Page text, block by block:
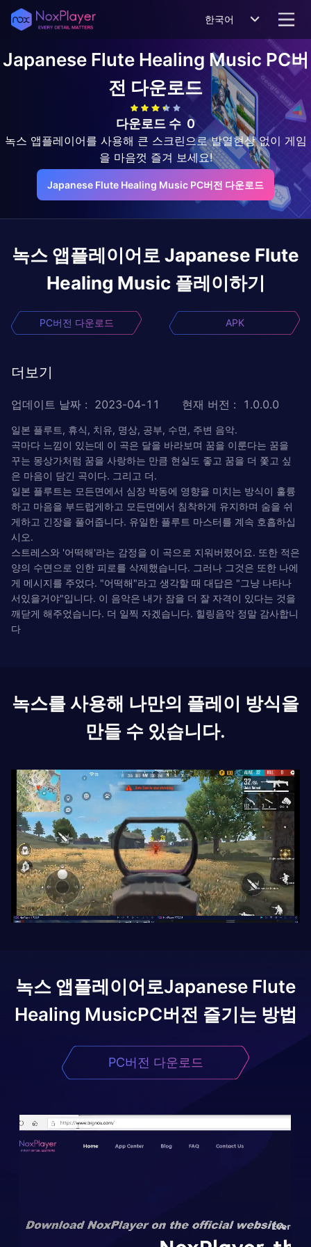
한국어
Japanese Flute Healing Music PC버
전 다운로드
다운로드 수 0
녹스 앱플레이어를 사용해 큰 스크린으로 발열현상 없이 게임
을 마음껏 즐겨 보세요!
Japanese Flute Healing Music PC버전 다운로드
녹스 앱플레이어로 Japanese Flute
Healing Music 플레이하기
PC버전 다운로드 APK
더보기
업데이트 날짜 : 2023-04-11 현재 버전 : 1.0.0.0
일본 플루트, 휴식, 치유, 명상, 공부, 수면, 주변 음악.
곡마다 느낌이 있는데 이 곡은 달을 바라보며 꿈을 이룬다는 꿈을
꾸는 몽상가처럼 꿈을 사랑하는 만큼 현실도 좋고 꿈을 더 쫓고 싶
은 마음이 담긴 곡이다. 그리고 더.
일본 플루트는 모든면에서 심장 박동에 영향을 미치는 방식이 훌륭
하고 마음을 부드럽게하고 모든면에서 침착하게 유지하며 숨을 쉬
게하고 긴장을 풀어줍니다. 유일한 플루트 마스터를 계속 호흡하십
시오.
스트레스와 '어떡해'라는 감정을 이 곡으로 지워버렸어요. 또한 적은
양의 수면으로 인한 피로를 삭제했습니다. 그러나 그것은 또한 나에
게 메시지를 주었다. "어떡해"라고 생각할 때 대답은 "그냥 나타나
서있을거야"입니다. 이 음악은 내가 잠을 더 잘 자격이 있다는 것을
깨닫게 해주었습니다. 더 일찍 자겠습니다. 힐링음악 정말 감사합니
다
녹스를 사용해 나만의 플레이 방식을
만들 수 있습니다.
녹스 앱플레이어로Japanese Flute
Healing MusicPC버전 즐기는 방법
PC버전 다운로드